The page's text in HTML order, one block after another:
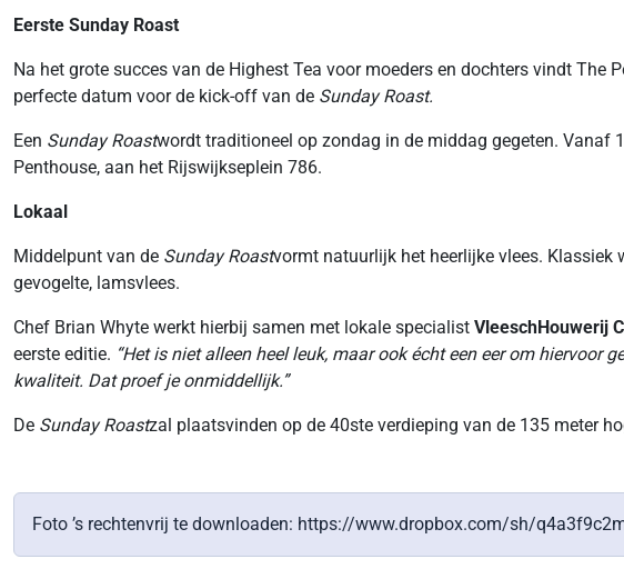
Eerste Sunday Roast
Na het grote succes van de Highest Tea voor moeders en dochters vindt
perfecte datum voor de kick-off van de Sunday Roast.
Een Sunday Roastwordt traditioneel op zondag in de middag gegeten. Vanaf
Penthouse, aan het Rijswijkseplein 786.
Lokaal
Middelpunt van de Sunday Roastvormt natuurlijk het heerlijke vlees. Klassiek
gevogelte, lamsvlees.
Chef Brian Whyte werkt hierbij samen met lokale specialist VleeschHouwerij
eerste editie. “Het is niet alleen heel leuk, maar ook écht een eer om
kwaliteit. Dat proef je onmiddellijk.”
De Sunday Roastzal plaatsvinden op de 40ste verdieping van de 135 meter
Foto ’s rechtenvrij te downloaden: https://www.dropbox.com/sh/